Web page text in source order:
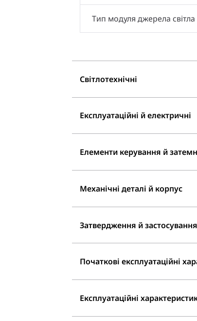
Тип модуля джерела світла
Світлотехнічні
Експлуатаційні й електричні
Елементи керування й
Механічні деталі й корпус
Затвердження й застосування
Початкові експлуатаційні
Експлуатаційні